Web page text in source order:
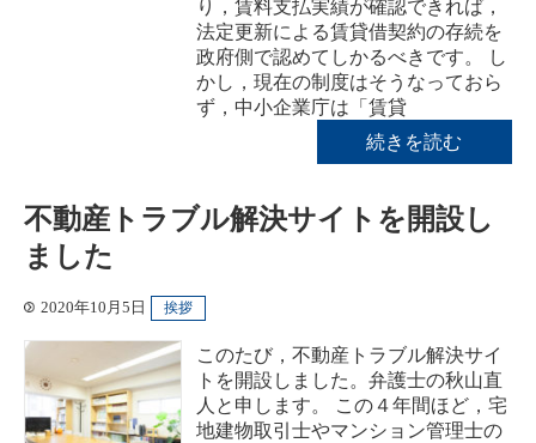
り，賃料支払実績が確認できれば，
法定更新による賃貸借契約の存続を
政府側で認めてしかるべきです。 し
かし，現在の制度はそうなっておら
ず，中小企業庁は「賃貸
続きを読む
不動産トラブル解決サイトを開設し
ました
2020年10月5日 挨拶
このたび，不動産トラブル解決サイ
トを開設しました。弁護士の秋山直
人と申します。 この４年間ほど，宅
地建物取引士やマンション管理士の